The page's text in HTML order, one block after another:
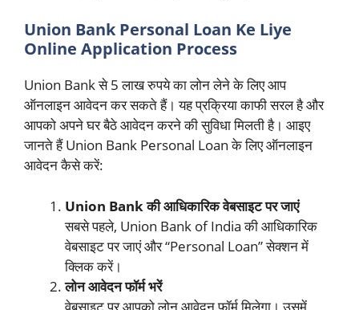
Union Bank Personal Loan Ke Liye
Online Application Process
Union Bank से 5 लाख रुपये का लोन लेने के लिए आप
ऑनलाइन आवेदन कर सकते हैं। यह प्रक्रिया काफी सरल है और
आपको अपने घर बैठे आवेदन करने की सुविधा मिलती है। आइए
जानते हैं Union Bank Personal Loan के लिए ऑनलाइन
आवेदन कैसे करें:
Union Bank की आधिकारिक वेबसाइट पर जाएं
सबसे पहले, Union Bank of India की आधिकारिक
वेबसाइट पर जाएं और “Personal Loan” सेक्शन में
क्लिक करें।
लोन आवेदन फॉर्म भरें
वेबसाइट पर आपको लोन आवेदन फॉर्म मिलेगा। उसमें